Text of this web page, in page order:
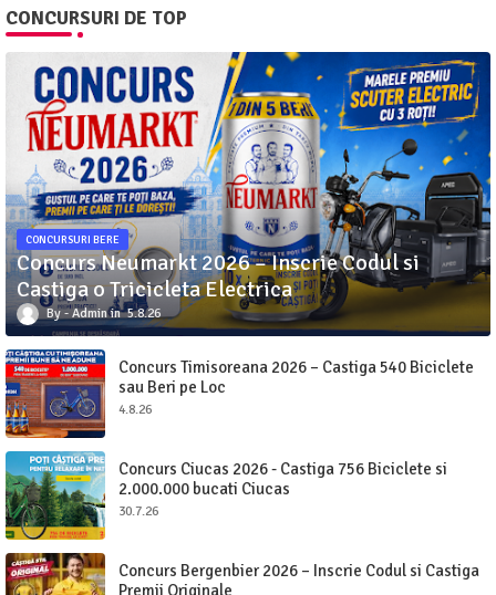
CONCURSURI DE TOP
CONCURSURI BERE
Concurs Neumarkt 2026 – Inscrie Codul si
Castiga o Tricicleta Electrica
Admin 5.8.26
Concurs Timisoreana 2026 – Castiga 540 Biciclete
sau Beri pe Loc
4.8.26
Concurs Ciucas 2026 - Castiga 756 Biciclete si
2.000.000 bucati Ciucas
30.7.26
Concurs Bergenbier 2026 – Inscrie Codul si Castiga
Premii Originale